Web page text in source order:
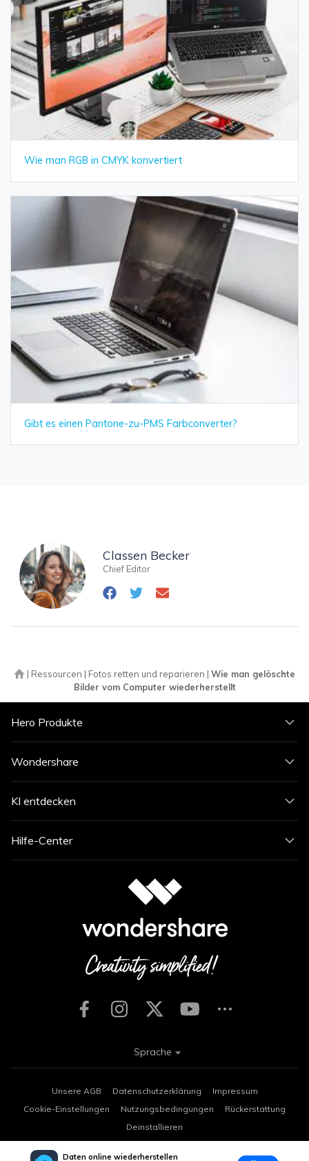
Wie man RGB in CMYK konvertiert
Gibt es einen Pantone-zu-PMS Farbconverter?
Classen Becker
Chief Editor
| Ressourcen | Fotos retten und reparieren | Wie man gelöschte
Bilder vom Computer wiederherstellt
Hero Produkte
Wondershare
KI entdecken
Hilfe-Center
Unsere AGB Datenschutzerklärung
Impressum
Cookie-Einstellungen
Nutzungsbedingungen
Rückerstattung
Deinstallieren
Sprache
Daten online wiederherstellen